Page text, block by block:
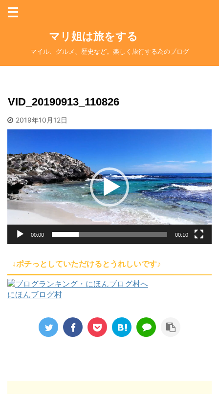
マリ姐は旅をする
マイル、グルメ、歴史など。楽しく旅行する為のブログ
VID_20190913_110826
2019年10月12日
プ
レ
ー
ヤ
ー
00:00 00:10
↓ポチっとしていただけるとうれしいです♪
にほんブログ村